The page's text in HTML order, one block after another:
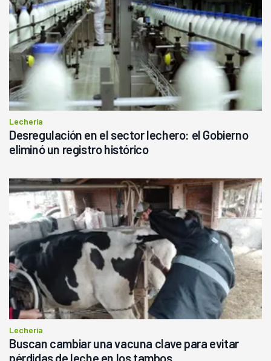
Lechería
Desregulación en el sector lechero: el Gobierno
eliminó un registro histórico
Lechería
Buscan cambiar una vacuna clave para evitar
pérdidas de leche en los tambos